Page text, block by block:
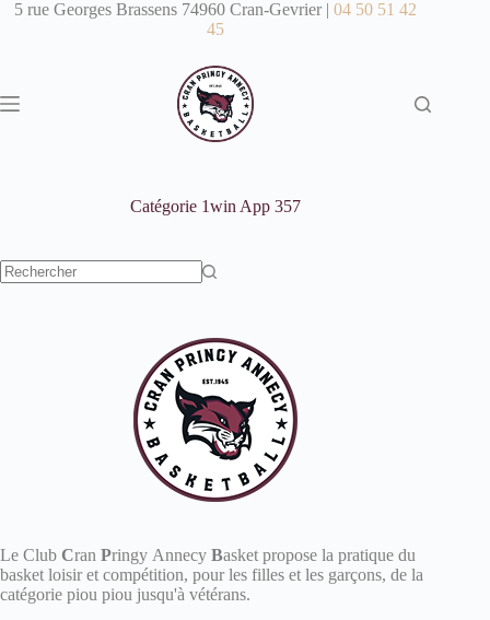
Passer
5 rue Georges Brassens 74960 Cran-Gevrier |04 50 51 42
45
Catégorie 1win App 357
Le Club Cran Pringy Annecy Basket propose la pratique du
basket loisir et compétition, pour les filles et les garçons, de la
catégorie piou piou jusqu'à vétérans.